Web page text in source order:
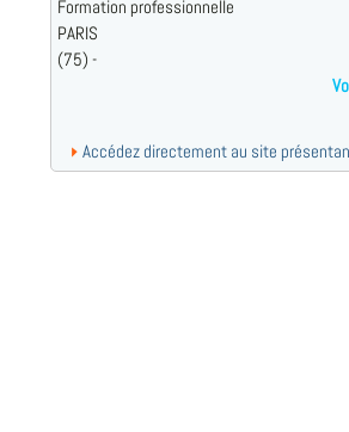
Formation professionnelle
PARIS
(75) -
Accédez directement au site